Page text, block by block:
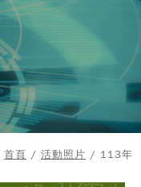
首頁 / 活動照片 / 113年